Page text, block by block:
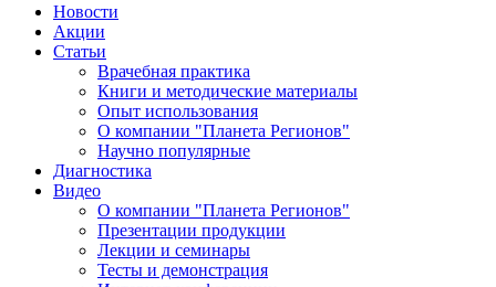
Новости
Акции
Статьи
Врачебная практика
Книги и методические материалы
Опыт использования
О компании "Планета Регионов"
Научно популярные
Диагностика
Видео
О компании "Планета Регионов"
Презентации продукции
Лекции и семинары
Тесты и демонстрация